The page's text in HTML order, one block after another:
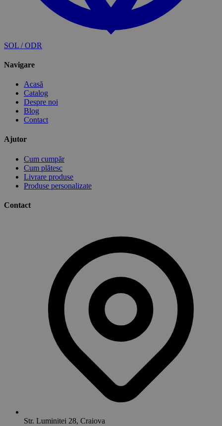
SOL / ODR
Navigare
Acasă
Catalog
Despre noi
Blog
Contact
Ajutor
Cum cumpăr
Cum plătesc
Livrare produse
Produse personalizate
Contact
Str. Luminitei 28, Craiova